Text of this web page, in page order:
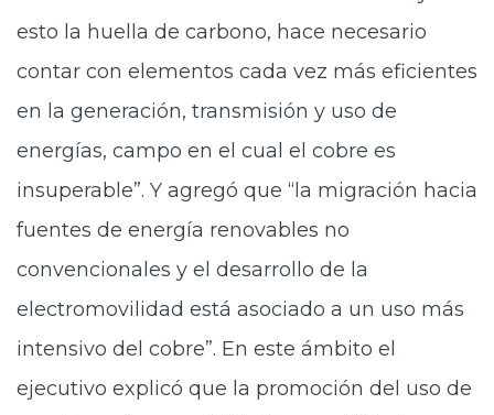
esto la huella de carbono, hace necesario
contar con elementos cada vez más eficientes
en la generación, transmisión y uso de
energías, campo en el cual el cobre es
insuperable”. Y agregó que “la migración hacia
fuentes de energía renovables no
convencionales y el desarrollo de la
electromovilidad está asociado a un uso más
intensivo del cobre”. En este ámbito el
ejecutivo explicó que la promoción del uso de